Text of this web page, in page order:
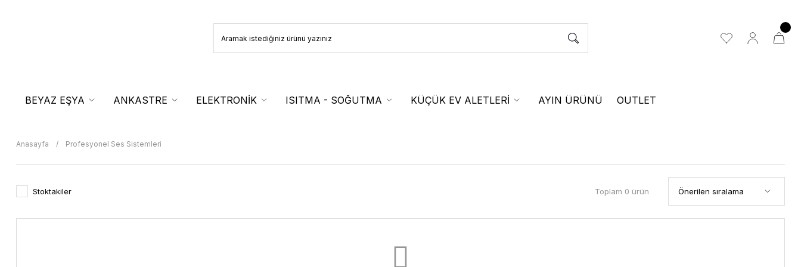
BEYAZ EŞYA ANKASTRE ELEKTRONİK ISITMA - SOĞUTMA KÜÇÜK EV ALETLERİ AYIN ÜRÜNÜ OUTLET
Anasayfa Profesyonel Ses Sistemleri
Stoktakiler Toplam 0 ürün